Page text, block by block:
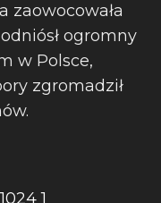
zaowocowała
ogromny
w Polsce,
zgromadził